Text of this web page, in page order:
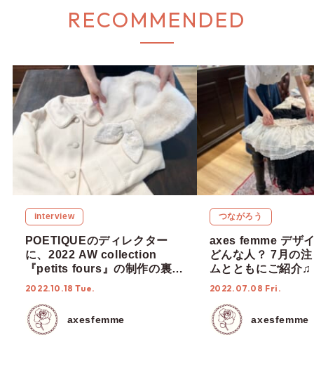
RECOMMENDED
interview
POETIQUEのディレクター
に、2022 AW collection
『petits fours』の制作の裏
側・アイテムのポイントを伺
2022.10.18 Tue.
axesfemme
つながろう
axes femme デザ
どんな人？ 7月の
ムとともにご紹介♫
2022.07.08 Fri.
axesfemme